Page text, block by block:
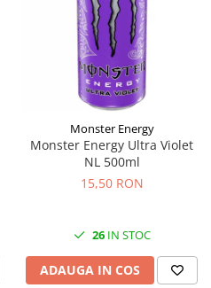
Monster Energy
Monster Energy Ultra Violet
NL 500ml
15,50 RON
26IN STOC
ADAUGA IN COS